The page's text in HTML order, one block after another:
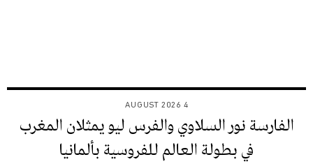
4 AUGUST 2026
الفارسة نور السلاوي والفرس ليو يمثلان المغرب
في بطولة العالم للفروسية بألمانيا